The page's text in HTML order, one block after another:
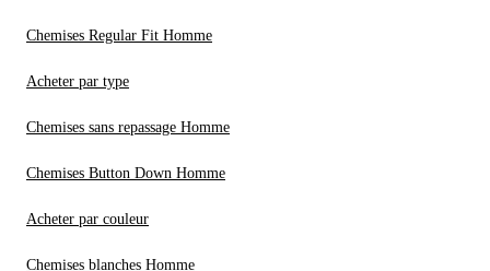
Chemises Regular Fit Homme
Acheter par type
Chemises sans repassage Homme
Chemises Button Down Homme
Acheter par couleur
Chemises blanches Homme